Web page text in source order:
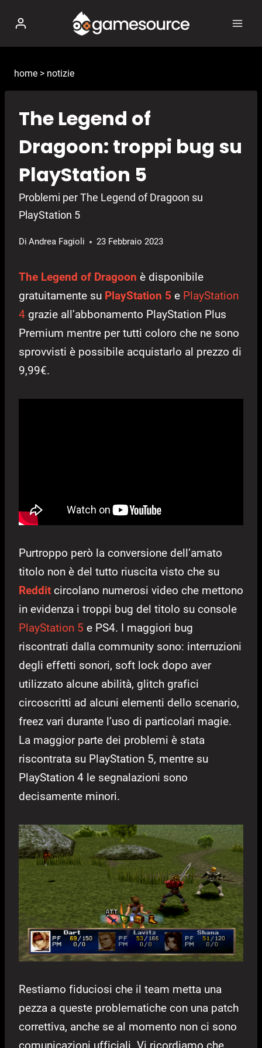
contenuto
home > notizie
The Legend of
Dragoon: troppi bug su
PlayStation 5
Problemi per The Legend of Dragoon su
PlayStation 5
Di Andrea Fagioli 23 Febbraio 2023
The Legend of Dragoon è disponibile
gratuitamente su PlayStation 5 e PlayStation
4 grazie all’abbonamento PlayStation Plus
Premium mentre per tutti coloro che ne sono
sprovvisti è possibile acquistarlo al prezzo di
9,99€.
Purtroppo però la conversione dell’amato
titolo non è del tutto riuscita visto che su
Reddit circolano numerosi video che mettono
in evidenza i troppi bug del titolo su console
PlayStation 5 e PS4. I maggiori bug
riscontrati dalla community sono: interruzioni
degli effetti sonori, soft lock dopo aver
utilizzato alcune abilità, glitch grafici
circoscritti ad alcuni elementi dello scenario,
freez vari durante l’uso di particolari magie.
La maggior parte dei problemi è stata
riscontrata su PlayStation 5, mentre su
PlayStation 4 le segnalazioni sono
decisamente minori.
Restiamo fiduciosi che il team metta una
pezza a queste problematiche con una patch
correttiva, anche se al momento non ci sono
comunicazioni ufficiali. Vi ricordiamo che